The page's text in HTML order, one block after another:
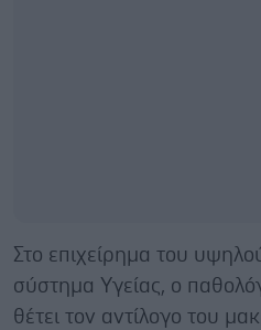
Στο επιχείρημα του
σύστημα Υγείας, ο
θέτει τον αντίλογο του